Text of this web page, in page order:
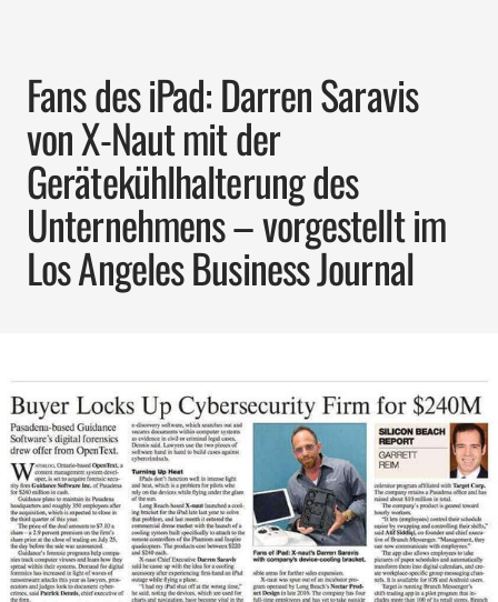
Fans des iPad: Darren Saravis
von X-Naut mit der
Gerätekühlhalterung des
Unternehmens – vorgestellt im
Los Angeles Business Journal